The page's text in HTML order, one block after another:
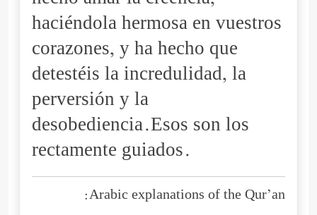
haciéndola hermosa en vuestros
corazones, y ha hecho que
detestéis la incredulidad, la
perversión y la
desobediencia.Esos son los
rectamente guiados.
Arabic explanations of the Qur’an: